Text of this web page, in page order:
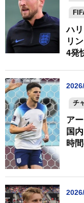
ハ
リ
4発
チ
ア
国
時